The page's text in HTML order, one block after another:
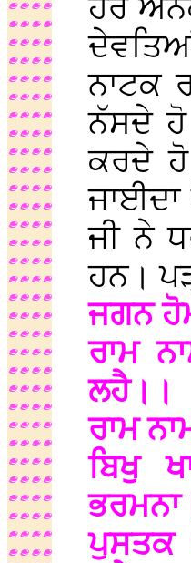
ਹੋਰ
ਨਾਟਕ
ਨੱਸਦੇ
ਕਰਦੇ ਹੋ
ਜੀ ਨੇ
ਹਨ।
ਜਗਨ
ਰਾਮ
ਲਹੈ।।
ਰਾਮ
ਬਿਖੁ
ਪੁਸਤਕ